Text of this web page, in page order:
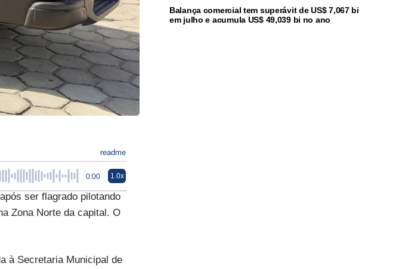
readme
0:00 1.0x
ser flagrado pilotando
Zona Norte da capital. O
à Secretaria Municipal de
Balança comercial tem superávit de US$ 7,067 bi
em julho e acumula US$ 49,039 bi no ano